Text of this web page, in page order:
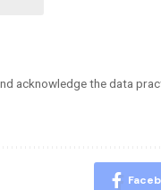
acknowledge the data